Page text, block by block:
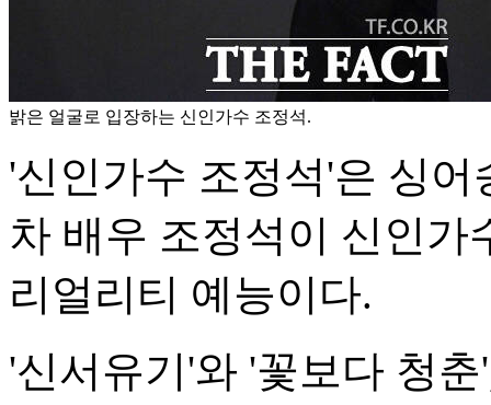
밝은 얼굴로 입장하는 신인가수 조정석.
'신인가수 조정석'은 싱
차 배우 조정석이 신인가
리얼리티 예능이다.
'신서유기'와 '꽃보다 청